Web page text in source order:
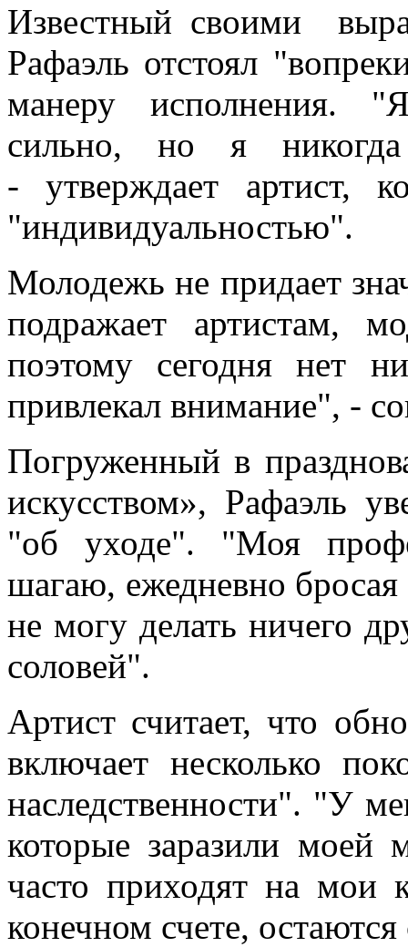
Известный своими
Рафаэль отстоял
манеру исполнения.
сильно, но я
- утверждает артист,
"индивидуальностью".
Молодежь не придает
подражает артистам,
поэтому сегодня нет
привлекал внимание", -
Погруженный в
искусством», Рафаэль
"об уходе". "Моя
шагаю, ежедневно
не могу делать ничего
соловей".
Артист считает, что
включает несколько
наследственности". "У
которые заразили моей
часто приходят на мои
конечном счете,